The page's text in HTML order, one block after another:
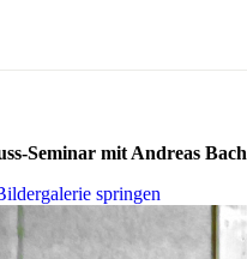
Seminar mit Andreas Bach
springen